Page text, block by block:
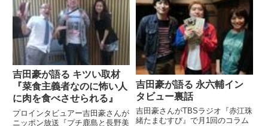
吉田豪が語る キツい取材
『菜食主義者なのに怖い人
に肉を食べさせられる』
プロインタビュアー吉田豪さんが
ニッポン放送『プチ鹿島と長野美
吉田豪が語る 永六輔イン
タビュー裏話
吉田豪さんがTBSラジオ『赤江珠
緒たまむすび』で月1回のコラム